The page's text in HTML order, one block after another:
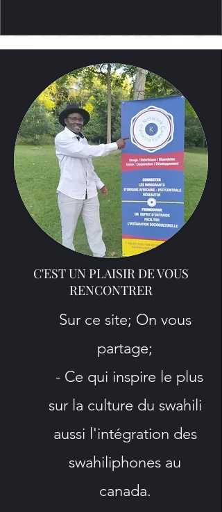
C'EST UN PLAISIR DE VOUS
RENCONTRER
Sur ce site; On vous
partage;
- Ce qui inspire le plus
sur la culture du swahili
aussi l'intégration des
swahiliphones au
canada.